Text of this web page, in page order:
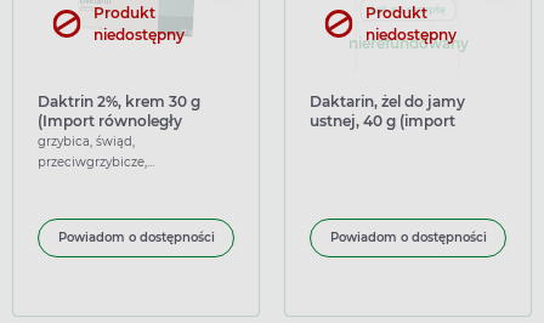
Produkt
niedostępny
Daktrin 2%, krem 30 g
(Import równoległy
Pharmapoint)
grzybica, świąd,
przeciwgrzybicze,
Powiadom o dostępności
nierefundowany
Produkt
niedostępny
Daktarin, żel do jamy
ustnej, 40 g (import
Powiadom o dostępności